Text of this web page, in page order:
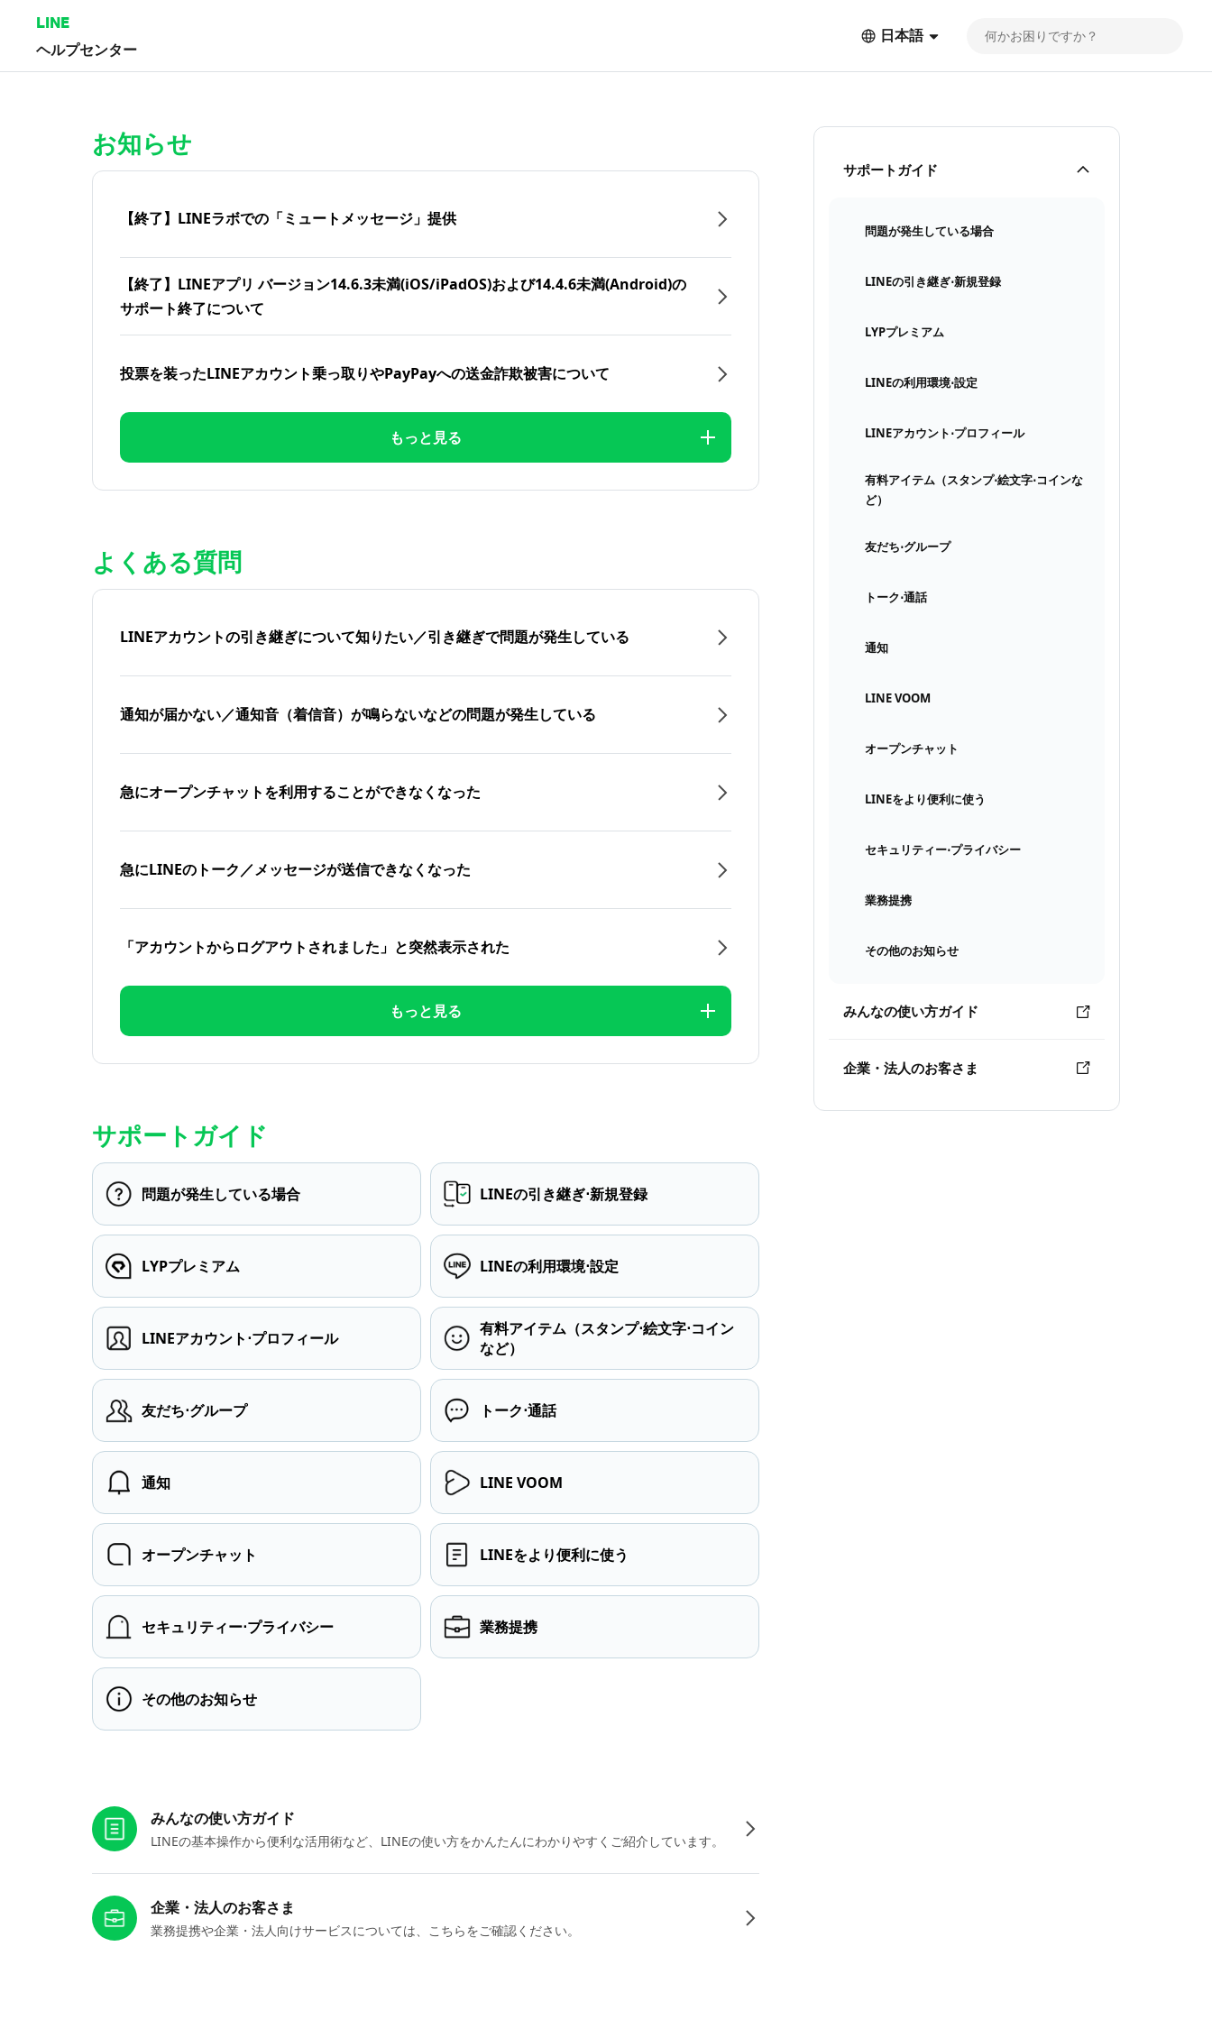
LINE
ヘルプセンター
日本語
サポートガイド
問題が発生している場合
LINEの引き継ぎ⋅新規登録
LYPプレミアム
LINEの利用環境⋅設定
LINEアカウント⋅プロフィール
有料アイテム（スタンプ⋅絵文字⋅コインな
ど）
友だち⋅グループ
トーク⋅通話
通知
LINE VOOM
オープンチャット
LINEをより便利に使う
セキュリティー⋅プライバシー
業務提携
その他のお知らせ
みんなの使い方ガイド
企業・法人のお客さま
お知らせ
【終了】LINEラボでの「ミュートメッセージ」提供
【終了】LINEアプリ バージョン14.6.3未満(iOS/iPadOS)および14.4.6未満(Android)の
サポート終了について
投票を装ったLINEアカウント乗っ取りやPayPayへの送金詐欺被害について
もっと見る
よくある質問
LINEアカウントの引き継ぎについて知りたい／引き継ぎで問題が発生している
通知が届かない／通知音（着信音）が鳴らないなどの問題が発生している
急にオープンチャットを利用することができなくなった
急にLINEのトーク／メッセージが送信できなくなった
「アカウントからログアウトされました」と突然表示された
もっと見る
サポートガイド
問題が発生している場合 LINEの引き継ぎ⋅新規登録
LYPプレミアム LINEの利用環境⋅設定
LINEアカウント⋅プロフィール
有料アイテム（スタンプ⋅絵文字⋅コイン
など）
友だち⋅グループ トーク⋅通話
通知 LINE VOOM
オープンチャット LINEをより便利に使う
セキュリティー⋅プライバシー 業務提携
その他のお知らせ
みんなの使い方ガイド
LINEの基本操作から便利な活用術など、LINEの使い方をかんたんにわかりやすくご紹介しています。
企業・法人のお客さま
業務提携や企業・法人向けサービスについては、こちらをご確認ください。